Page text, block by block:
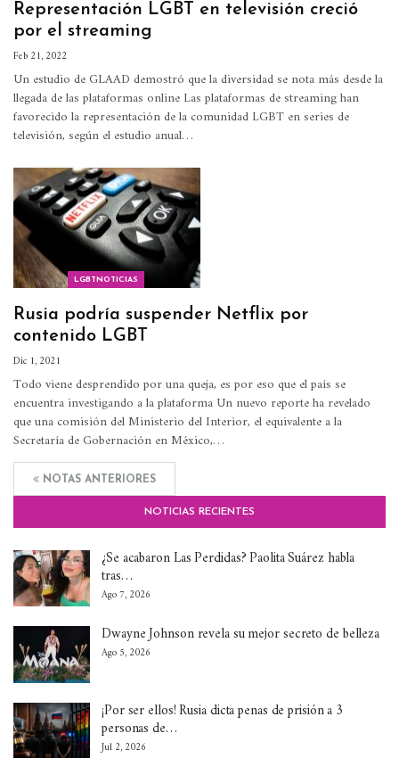
Representación LGBT en televisión creció
por el streaming
Feb 21, 2022
Un estudio de GLAAD demostró que la diversidad se nota más desde la
llegada de las plataformas online Las plataformas de streaming han
favorecido la representación de la comunidad LGBT en series de
televisión, según el estudio anual…
LGBTNOTICIAS
Rusia podría suspender Netflix por
contenido LGBT
Dic 1, 2021
Todo viene desprendido por una queja, es por eso que el país se
encuentra investigando a la plataforma Un nuevo reporte ha revelado
que una comisión del Ministerio del Interior, el equivalente a la
Secretaría de Gobernación en México,…
NOTAS ANTERIORES
NOTICIAS RECIENTES
¿Se acabaron Las Perdidas? Paolita Suárez habla
tras…
Ago 7, 2026
Dwayne Johnson revela su mejor secreto de belleza
Ago 5, 2026
¡Por ser ellos! Rusia dicta penas de prisión a 3
personas de…
Jul 2, 2026